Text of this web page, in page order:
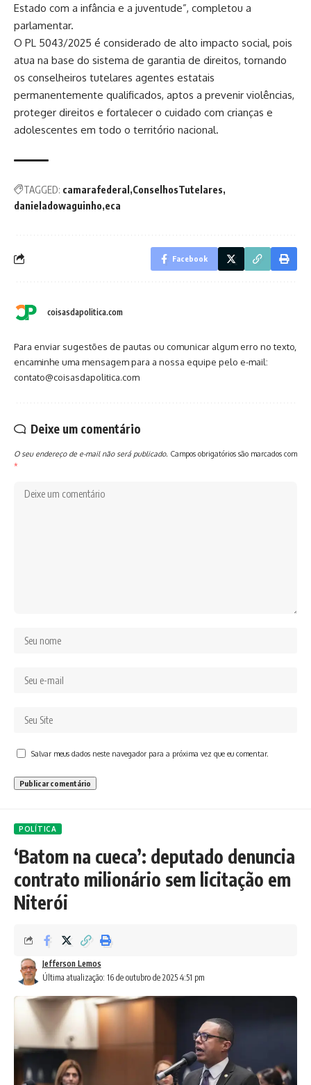
Estado com a infância e a juventude”, completou a
parlamentar.
O PL 5043/2025 é considerado de alto impacto social, pois
atua na base do sistema de garantia de direitos, tornando
os conselheiros tutelares agentes estatais
permanentemente qualificados, aptos a prevenir violências,
proteger direitos e fortalecer o cuidado com crianças e
adolescentes em todo o território nacional.
TAGGED: camarafederal ConselhosTutelares
danieladowaguinho eca
Facebook
coisasdapolitica.com
Para enviar sugestões de pautas ou comunicar algum erro no texto,
encaminhe uma mensagem para a nossa equipe pelo e-mail:
contato@coisasdapolitica.com
Deixe um comentário
O seu endereço de e-mail não será publicado. Campos obrigatórios são marcados com
*
Salvar meus dados neste navegador para a próxima vez que eu comentar.
POLÍTICA
‘Batom na cueca’: deputado denuncia
contrato milionário sem licitação em
Niterói
Última atualização: 16 de outubro de 2025 4:51 pm
Jefferson Lemos